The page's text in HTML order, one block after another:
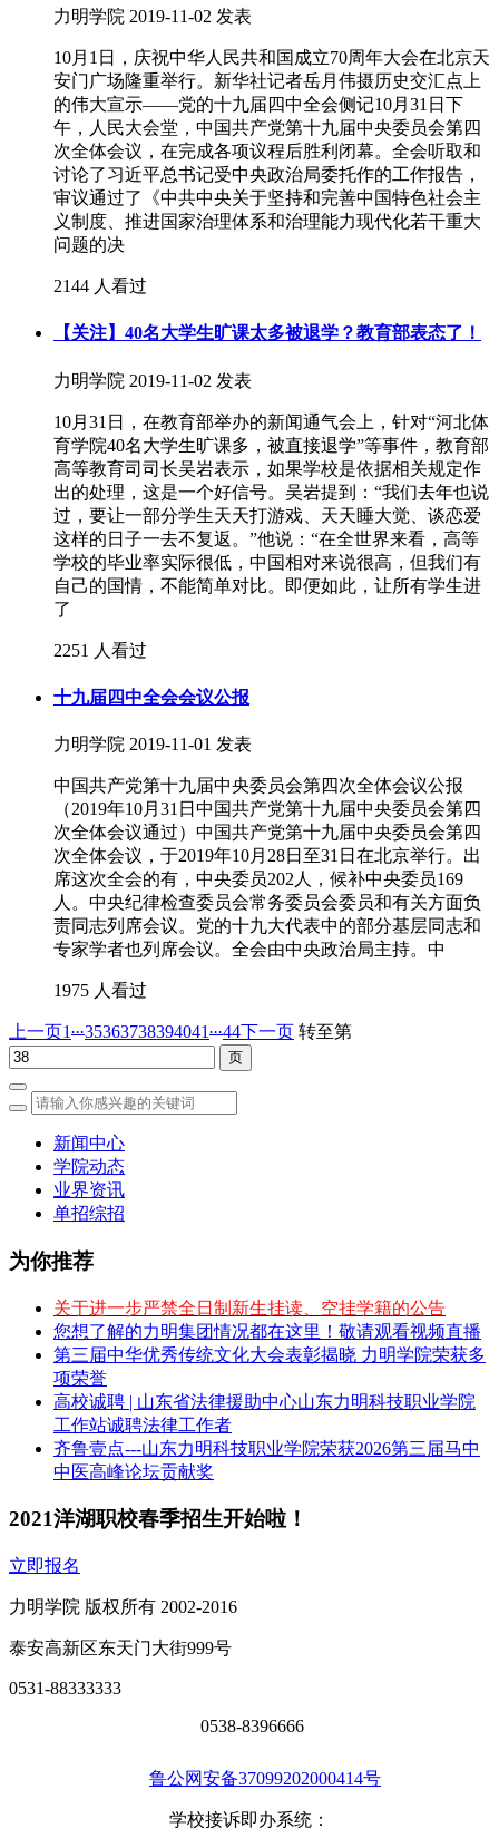
力明学院 2019-11-02 发表
10月1日，庆祝中华人民共和国成立70周年大会在北京天
安门广场隆重举行。新华社记者岳月伟摄历史交汇点上
的伟大宣示——党的十九届四中全会侧记10月31日下
午，人民大会堂，中国共产党第十九届中央委员会第四
次全体会议，在完成各项议程后胜利闭幕。全会听取和
讨论了习近平总书记受中央政治局委托作的工作报告，
审议通过了《中共中央关于坚持和完善中国特色社会主
义制度、推进国家治理体系和治理能力现代化若干重大
问题的决
2144 人看过
【关注】40名大学生旷课太多被退学？教育部表态了！
力明学院 2019-11-02 发表
10月31日，在教育部举办的新闻通气会上，针对“河北体
育学院40名大学生旷课多，被直接退学”等事件，教育部
高等教育司司长吴岩表示，如果学校是依据相关规定作
出的处理，这是一个好信号。吴岩提到：“我们去年也说
过，要让一部分学生天天打游戏、天天睡大觉、谈恋爱
这样的日子一去不复返。”他说：“在全世界来看，高等
学校的毕业率实际很低，中国相对来说很高，但我们有
自己的国情，不能简单对比。即便如此，让所有学生进
了
2251 人看过
十九届四中全会会议公报
力明学院 2019-11-01 发表
中国共产党第十九届中央委员会第四次全体会议公报
（2019年10月31日中国共产党第十九届中央委员会第四
次全体会议通过）中国共产党第十九届中央委员会第四
次全体会议，于2019年10月28日至31日在北京举行。出
席这次全会的有，中央委员202人，候补中央委员169
人。中央纪律检查委员会常务委员会委员和有关方面负
责同志列席会议。党的十九大代表中的部分基层同志和
专家学者也列席会议。全会由中央政治局主持。中
1975 人看过
上一页1...35363738394041...44下一页 转至第
新闻中心
学院动态
业界资讯
单招综招
为你推荐
关于进一步严禁全日制新生挂读、空挂学籍的公告
您想了解的力明集团情况都在这里！敬请观看视频直播
第三届中华优秀传统文化大会表彰揭晓 力明学院荣获多
项荣誉
高校诚聘 | 山东省法律援助中心山东力明科技职业学院
工作站诚聘法律工作者
齐鲁壹点---山东力明科技职业学院荣获2026第三届马中
中医高峰论坛贡献奖
2021洋湖职校春季招生开始啦！
立即报名
力明学院 版权所有 2002-2016
泰安高新区东天门大街999号
0531-88333333
0538-8396666
鲁公网安备37099202000414号
学校接诉即办系统：